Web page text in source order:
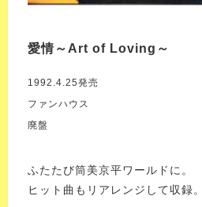
愛情～Art of Loving～
1992.4.25発売
ファンハウス
廃盤
ふたたび筒美京平ワールドに。
ヒット曲もリアレンジして収録。